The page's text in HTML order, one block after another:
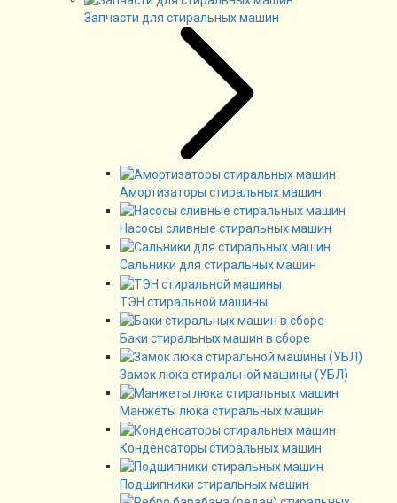
Запчасти для стиральных машин
Амортизаторы стиральных машин
Насосы сливные стиральных машин
Сальники для стиральных машин
ТЭН стиральной машины
Баки стиральных машин в сборе
Замок люка стиральной машины (УБЛ)
Манжеты люка стиральных машин
Конденсаторы стиральных машин
Подшипники стиральных машин